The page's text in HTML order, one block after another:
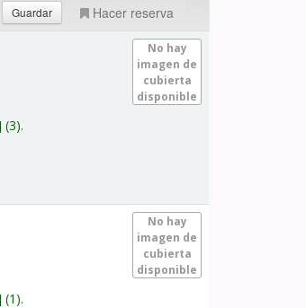
Hacer reserva
No hay
imagen de
cubierta
disponible
(3).
No hay
imagen de
cubierta
disponible
(1).